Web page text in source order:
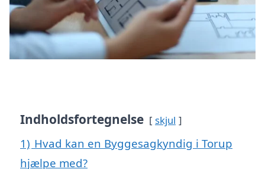
Indholdsfortegnelse skjul
1) Hvad kan en Byggesagkyndig i Torup
hjælpe med?